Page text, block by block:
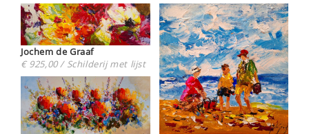
Jochem de Graaf
€ 925,00 / Schilderij met lijst